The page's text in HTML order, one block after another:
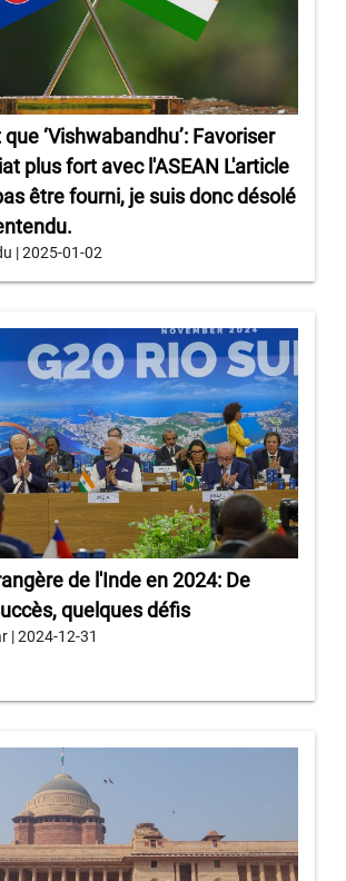
‘Vishwabandhu’: Favoriser
plus fort avec l'ASEAN L'article
être fourni, je suis donc désolé
| 2025-01-02
de l'Inde en 2024: De
quelques défis
| 2024-12-31